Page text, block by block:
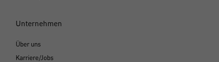
Unternehmen
Über uns
Karriere/Jobs